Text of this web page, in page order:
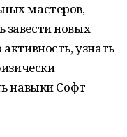
мастеров,
новых
узнать
навыки Софт